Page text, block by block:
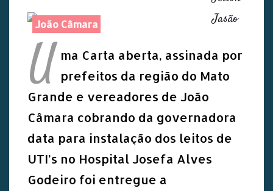
João Câmara
Jasão
U ma Carta aberta, assinada por
prefeitos da região do Mato
Grande e vereadores de João
Câmara cobrando da governadora
data para instalação dos leitos de
UTI’s no Hospital Josefa Alves
Godeiro foi entregue a